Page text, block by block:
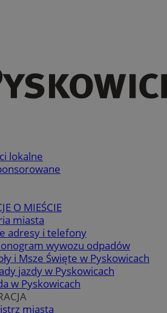
lokalne
O MIEŚCIE
miasta
adresy i telefony
wywozu odpadów
i Msze Święte w Pyskowicach
jazdy w Pyskowicach
w Pyskowicach
miasta